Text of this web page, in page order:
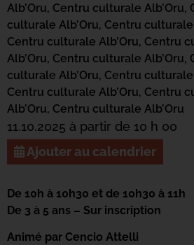
Alb’Oru, Centru culturale Alb’Oru,
culturale Alb’Oru, Centru culturale
Centru culturale Alb’Oru, Centru
Alb’Oru, Centru culturale Alb’Oru,
culturale Alb’Oru, Centru culturale
Centru culturale Alb’Oru, Centru
Alb’Oru, Centru culturale Alb’Oru
11.10.2025 à partir de 10 h 00
Ajouter au calendrier
De 10h à 10h30 et de 10h30 à 11h
De 3 à 5 ans – Sur inscription
Animé par Cencio Attelli